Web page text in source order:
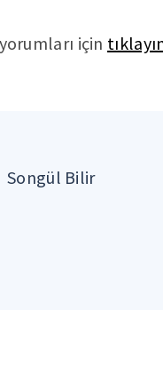
için
Songül Bilir